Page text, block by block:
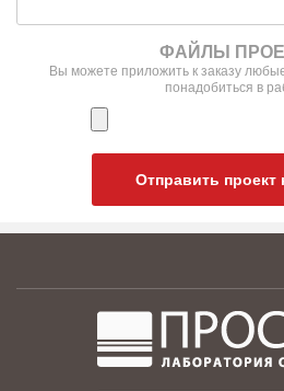
ФАЙЛЫ
Вы можете приложить к заказу
понадобиться в
Отправить проект